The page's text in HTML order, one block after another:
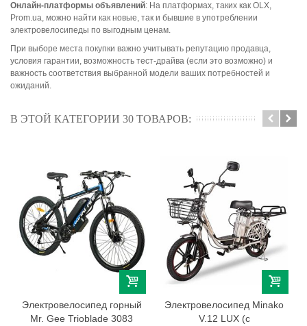
Онлайн-платформы объявлений: На платформах, таких как OLX,
Prom.ua, можно найти как новые, так и бывшие в употреблении
электровелосипеды по выгодным ценам.
При выборе места покупки важно учитывать репутацию продавца,
условия гарантии, возможность тест-драйва (если это возможно) и
важность соответствия выбранной модели ваших потребностей и
ожиданий.
В ЭТОЙ КАТЕГОРИИ 30 ТОВАРОВ:
Электровелосипед горный
Mr. Gee Trioblade 3083
Электровелосипед Minako
V.12 LUX (с